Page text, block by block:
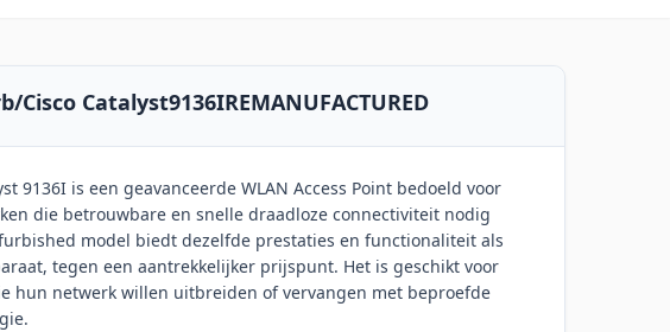
Cisco Catalyst9136IREMANUFACTURED
9136I is een geavanceerde WLAN Access Point bedoeld voor
die betrouwbare en snelle draadloze connectiviteit nodig
model biedt dezelfde prestaties en functionaliteit als
tegen een aantrekkelijker prijspunt. Het is geschikt voor
hun netwerk willen uitbreiden of vervangen met beproefde